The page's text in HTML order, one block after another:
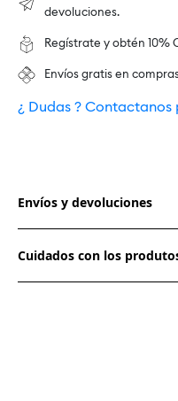
devoluciones.
Regístrate y obtén 10%
Envíos gratis en
¿ Dudas ? Contactanos
Envíos y devoluciones
Cuidados con los